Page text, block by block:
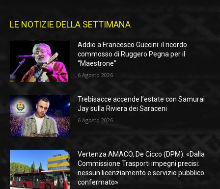
LE NOTIZIE DELLA SETTIMANA
Addio a Francesco Guccini: il ricordo
commosso di Ruggero Pegna per il
“Maestrone”
6 Agosto 2026
Trebisacce accende l’estate con Samurai
Jay sulla Riviera dei Saraceni
6 Agosto 2026
Vertenza AMACO, De Cicco (DPM): «Dalla
Commissione Trasporti impegni precisi:
nessun licenziamento e servizio pubblico
confermato»